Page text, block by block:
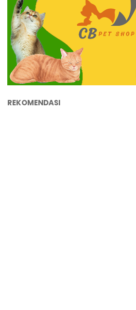
REKOMENDASI